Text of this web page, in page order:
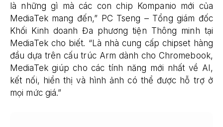
là những gì mà các con chip Kompanio mới của
MediaTek mang đến,” PC Tseng – Tổng giám đốc
Khối Kinh doanh Đa phương tiện Thông minh tại
MediaTek cho biết. “Là nhà cung cấp chipset hàng
đầu dựa trên cấu trúc Arm dành cho Chromebook,
MediaTek giúp cho các tính năng mới nhất về AI,
kết nối, hiển thị và hình ảnh có thể được hỗ trợ ở
mọi mức giá.”